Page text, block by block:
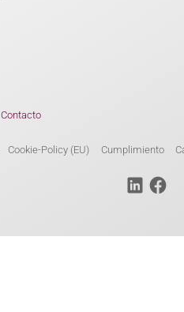
Contacto
Cookie-Policy (EU) Cumplimiento